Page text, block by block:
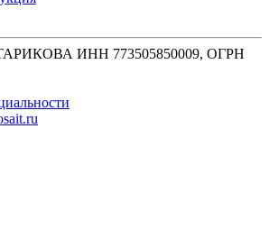
ИНН 773505850009, ОГРН